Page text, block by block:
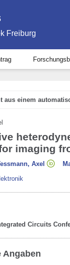
Freiburg
aus einem
imaging
Axel
Circuits